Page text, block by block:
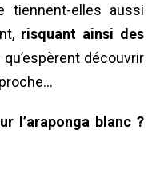
elles aussi
risquant ainsi des
qu’espèrent découvrir
l’araponga blanc ?